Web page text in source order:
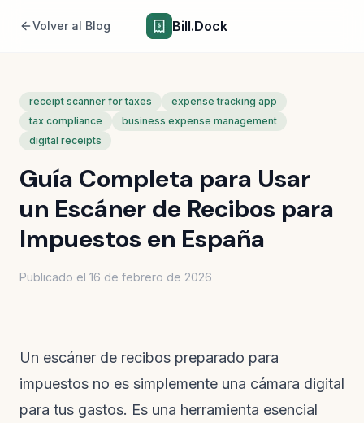
Volver al Blog Bill.Dock
receipt scanner for taxes
expense tracking app
tax compliance
business expense management
digital receipts
Guía Completa para Usar
un Escáner de Recibos para
Impuestos en España
Publicado el 16 de febrero de 2026
Un escáner de recibos preparado para
impuestos no es simplemente una cámara digital
para tus gastos. Es una herramienta esencial